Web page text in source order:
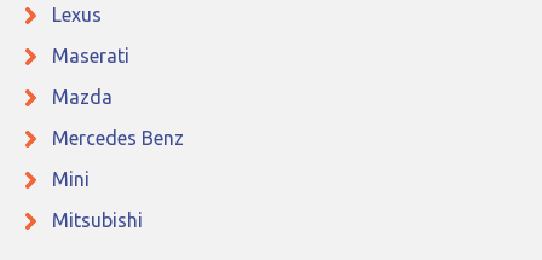
Lexus
Maserati
Mazda
Mercedes Benz
Mini
Mitsubishi